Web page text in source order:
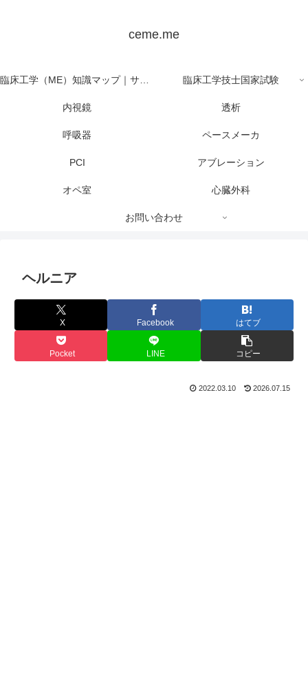
ceme.me
臨床工学（ME）知識マップ｜サイト全体の目次 臨床工学技士国家試験
内視鏡 透析
呼吸器 ペースメーカ
PCI アブレーション
オペ室 心臓外科
お問い合わせ
ヘルニア
X Facebook はてブ
Pocket LINE コピー
2022.03.10 2026.07.15